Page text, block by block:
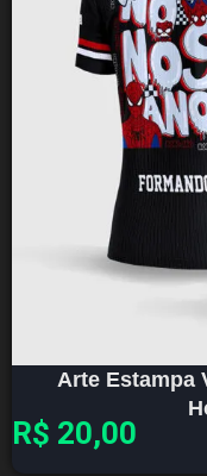
Arte Estampa
R$ 20,00